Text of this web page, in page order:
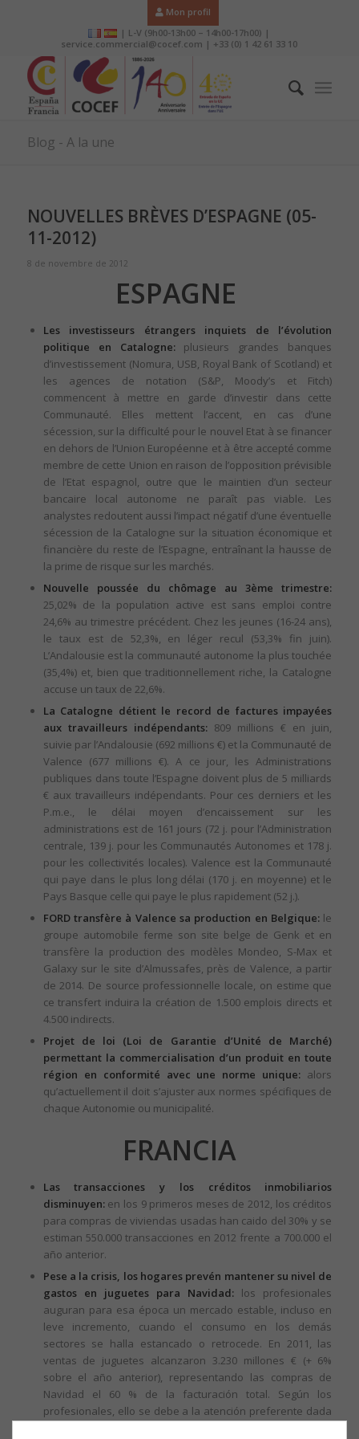
Mon profil
| L-V (9h00-13h00 – 14h00-17h00) |
service.commercial@cocef.com | +33 (0) 1 42 61 33 10
Blog - A la une
NOUVELLES BRÈVES D’ESPAGNE (05-
11-2012)
8 de novembre de 2012
ESPAGNE
Les investisseurs étrangers inquiets de l’évolution
politique en Catalogne:plusieurs grandes banques
d’investissement (Nomura, USB, Royal Bank of Scotland) et
les agences de notation (S&P, Moody’s et Fitch)
commencent à mettre en garde d’investir dans cette
Communauté. Elles mettent l’accent, en cas d’une
sécession, sur la difficulté pour le nouvel Etat à se financer
en dehors de l’Union Européenne et à être accepté comme
membre de cette Union en raison de l’opposition prévisible
de l’Etat espagnol, outre que le maintien d’un secteur
bancaire local autonome ne paraît pas viable. Les
analystes redoutent aussi l’impact négatif d’une éventuelle
sécession de la Catalogne sur la situation économique et
financière du reste de l’Espagne, entraînant la hausse de
la prime de risque sur les marchés.
Nouvelle poussée du chômage au 3ème trimestre:
25,02% de la population active est sans emploi contre
24,6% au trimestre précédent. Chez les jeunes (16-24 ans),
le taux est de 52,3%, en léger recul (53,3% fin juin).
L’Andalousie est la communauté autonome la plus touchée
(35,4%) et, bien que traditionnellement riche, la Catalogne
accuse un taux de 22,6%.
La Catalogne détient le record de factures impayées
aux travailleurs indépendants:809 millions € en juin,
suivie par l’Andalousie (692 millions €) et la Communauté de
Valence (677 millions €). A ce jour, les Administrations
publiques dans toute l’Espagne doivent plus de 5 milliards
€ aux travailleurs indépendants. Pour ces derniers et les
P.m.e., le délai moyen d’encaissement sur les
administrations est de 161 jours (72 j. pour l’Administration
centrale, 139 j. pour les Communautés Autonomes et 178 j.
pour les collectivités locales). Valence est la Communauté
qui paye dans le plus long délai (170 j. en moyenne) et le
Pays Basque celle qui paye le plus rapidement (52 j.).
FORD transfère à Valence sa production en Belgique: le
groupe automobile ferme son site belge de Genk et en
transfère la production des modèles Mondeo, S-Max et
Galaxy sur le site d’Almussafes, près de Valence, a partir
de 2014. De source professionnelle locale, on estime que
ce transfert induira la création de 1.500 emplois directs et
4.500 indirects.
Projet de loi (Loi de Garantie d’Unité de Marché)
permettant la commercialisation d’un produit en toute
région en conformité avec une norme unique: alors
qu’actuellement il doit s’ajuster aux normes spécifiques de
chaque Autonomie ou municipalité.
FRANCIA
Las transacciones y los créditos inmobiliarios
disminuyen:en los 9 primeros meses de 2012, los créditos
para compras de viviendas usadas han caido del 30% y se
estiman 550.000 transacciones en 2012 frente a 700.000 el
año anterior.
Pese a la crisis, los hogares prevén mantener su nivel de
gastos en juguetes para Navidad: los profesionales
auguran para esa época un mercado estable, incluso en
leve incremento, cuando el consumo en los demás
sectores se halla estancado o retrocede. En 2011, las
ventas de juguetes alcanzaron 3.230 millones € (+ 6%
sobre el año anterior), representando las compras de
Navidad el 60 % de la facturación total. Según los
profesionales, ello se debe a la atención preferente dada